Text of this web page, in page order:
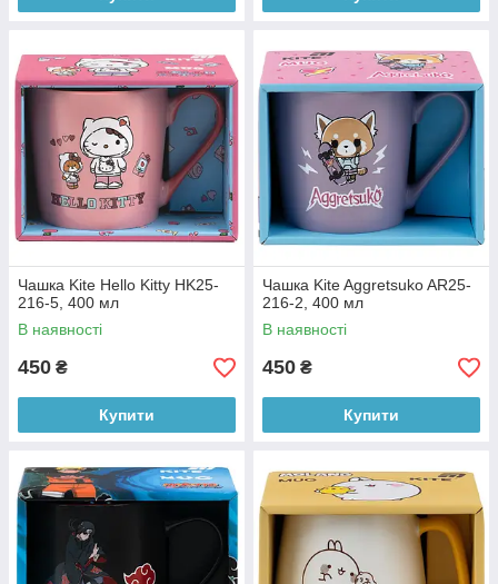
Чашка Kite Hello Kitty HK25-
216-5, 400 мл
В наявності
450 ₴
Купити
Чашка Kite Aggretsuko AR25-
216-2, 400 мл
В наявності
450 ₴
Купити